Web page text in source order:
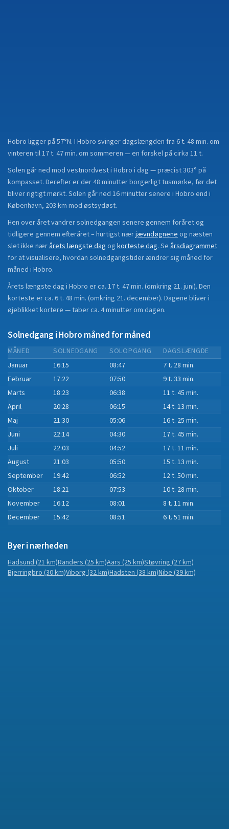
Hobro ligger på 57°N. I Hobro svinger dagslængden fra 6 t. 48 min. om
vinteren til 17 t. 47 min. om sommeren — en forskel på cirka 11 t.
Solen går ned mod vestnordvest i Hobro i dag — præcist 303° på
kompasset. Derefter er der 48 minutter borgerligt tusmørke, før det
bliver rigtigt mørkt. Solen går ned 16 minutter senere i Hobro end i
København, 203 km mod østsydøst.
Hen over året vandrer solnedgangen senere gennem foråret og
tidligere gennem efteråret– hurtigst nærjævndøgneneog næsten
slet ikke nærårets længste dag og korteste dag. Se årsdiagrammet
for at visualisere, hvordan solnedgangstider ændrer sig måned for
måned i Hobro.
Årets længste dag i Hobro er ca. 17 t. 47 min. (omkring 21. juni). Den
korteste er ca. 6 t. 48 min. (omkring 21. december). Dagene bliver i
øjeblikketkortere —taberca. 4minutterom dagen.
Solnedgang i Hobro måned for måned
MÅNED SOLNEDGANG SOLOPGANG
DAGSLÆNGDE
Januar
16:15 08:47
7 t. 28 min.
Februar
17:22 07:50
9 t. 33 min.
Marts
18:23 06:38
11 t. 45 min.
April
20:28 06:15
14 t. 13 min.
Maj
21:30 05:06
16 t. 25 min.
Juni
22:14 04:30
17 t. 45 min.
Juli
22:03 04:52
17 t. 11 min.
August
21:03 05:50
15 t. 13 min.
September
19:42 06:52
12 t. 50 min.
Oktober
18:21 07:53
10 t. 28 min.
November
16:12 08:01
8 t. 11 min.
December
15:42 08:51 6 t. 51 min.
Byer i nærheden
Hadsund(21 km)Randers(25 km)Aars(25 km)Støvring(27 km)
Bjerringbro(30 km)Viborg(32 km)Hadsten(38 km)Nibe(39 km)